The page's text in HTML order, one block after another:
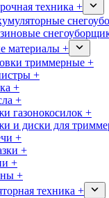
техника +
материалы +
триммерные +
+
+
+
газонокосилок +
и диски для
+
+
+
+
техника +